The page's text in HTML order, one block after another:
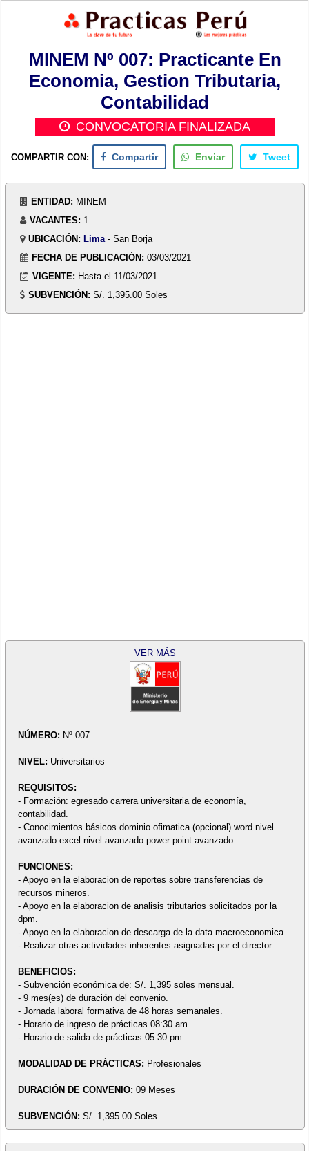
MINEM Nº 007: Practicante En
Economia, Gestion Tributaria,
Contabilidad
CONVOCATORIA FINALIZADA
COMPARTIR CON: Compartir Enviar Tweet
ENTIDAD: MINEM
VACANTES: 1
UBICACIÓN: Lima - San Borja
FECHA DE PUBLICACIÓN: 03/03/2021
VIGENTE: Hasta el 11/03/2021
SUBVENCIÓN: S/. 1,395.00 Soles
VER MÁS
NÚMERO: Nº 007
NIVEL: Universitarios
REQUISITOS:
- Formación: egresado carrera universitaria de economía,
contabilidad.
- Conocimientos básicos dominio ofimatica (opcional) word nivel
avanzado excel nivel avanzado power point avanzado.
FUNCIONES:
- Apoyo en la elaboracion de reportes sobre transferencias de
recursos mineros.
- Apoyo en la elaboracion de analisis tributarios solicitados por la
dpm.
- Apoyo en la elaboracion de descarga de la data macroeconomica.
- Realizar otras actividades inherentes asignadas por el director.
BENEFICIOS:
- Subvención económica de: S/. 1,395 soles mensual.
- 9 mes(es) de duración del convenio.
- Jornada laboral formativa de 48 horas semanales.
- Horario de ingreso de prácticas 08:30 am.
- Horario de salida de prácticas 05:30 pm
MODALIDAD DE PRÁCTICAS: Profesionales
DURACIÓN DE CONVENIO: 09 Meses
SUBVENCIÓN: S/. 1,395.00 Soles